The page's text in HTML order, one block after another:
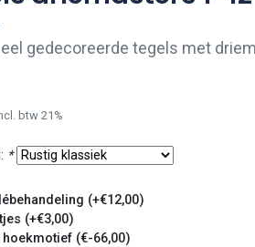
gedecoreerde tegels met
btw 21%
*
(+€12,00)
(+€3,00)
(€-66,00)